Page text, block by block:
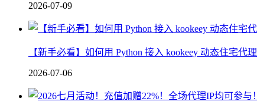
2026-07-09
【新手必看】如何用 Python 接入 kookeey 动态住宅代理
2026-07-06